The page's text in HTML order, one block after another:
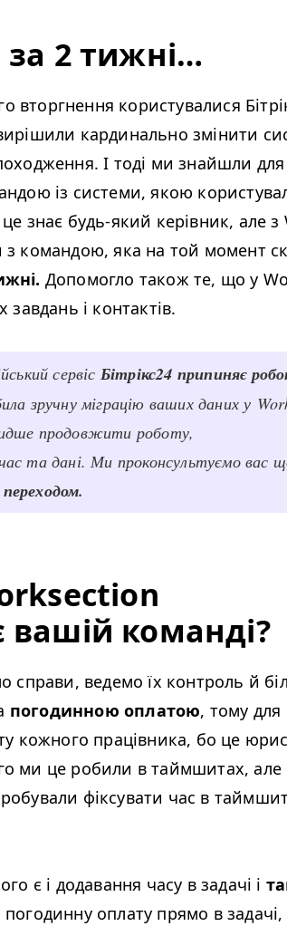
за 2 тижні…
користувалися
кардинально змінити
І тоді ми знайшли
із системи, якою
знає будь-який керівник, але
командою, яка на той момент
Допомогло також те, що у
завдань і контактів.
сервіс Бітрікс24 припиняє
зручну міграцію ваших даних у
продовжити роботу,
та дані. Ми проконсультуємо вас
команді?
справи, ведемо їх контроль й
погодинною оплатою, тому
кожного працівника, бо це
ми це робили в таймшитах, але
фіксувати час в
є і додавання часу в задачі і
погодинну оплату прямо в